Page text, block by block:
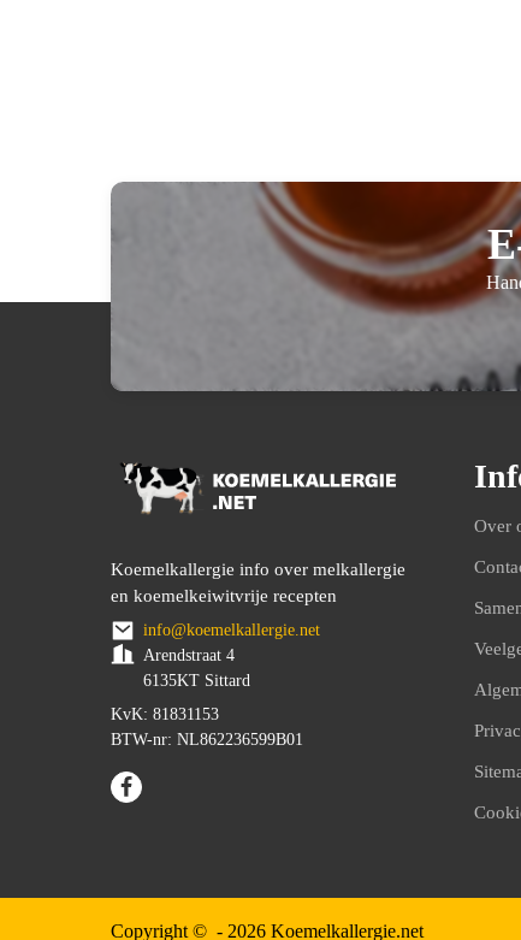
Koemelkallergie info over melkallergie
en koemelkeiwitvrije recepten
info@koemelkallergie.net
Arendstraat 4
6135KT Sittard
KvK: 81831153
BTW-nr: NL862236599B01
Over
Copyright © - 2026 Koemelkallergie.net